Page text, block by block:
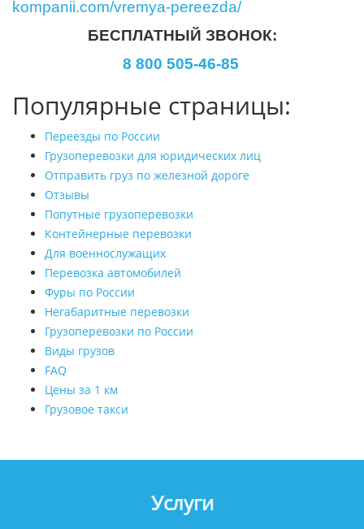
kompanii.com/vremya-pereezda/
БЕСПЛАТНЫЙ ЗВОНОК:
8 800 505-46-85
Популярные страницы:
Переезды по России
Грузоперевозки для юридических лиц
Отправить груз по железной дороге
Отзывы
Попутные грузоперевозки
Контейнерные перевозки
Для военнослужащих
Перевозка автомобилей
Фуры по России
Негабаритные перевозки
Грузоперевозки по России
Виды грузов
FAQ
Цены за 1 км
Грузовое такси
Услуги